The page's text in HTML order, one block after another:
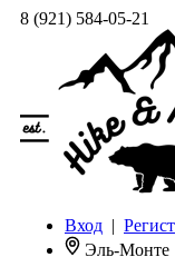
8 (921) 584-05-21
Вход |
Эль-Монте